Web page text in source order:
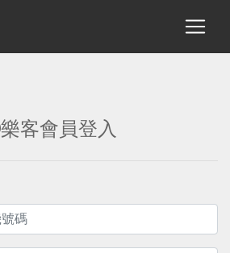
樂客會員登入